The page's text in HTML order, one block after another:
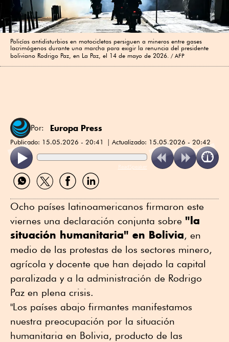
Policías antidisturbios en motocicletas persiguen a mineros entre gases
lacrimógenos durante una marcha para exigir la renuncia del presidente
boliviano Rodrigo Paz, en La Paz, el 14 de mayo de 2026.
AFP
Por: Europa Press
Publicado: 15.05.2026 - 20:41 Actualizado: 15.05.2026 - 20:42
ReadSpeaker
Compartir
por
Compartir
por
Compartir
por
Compartir
por
Ocho países latinoamericanos firmaron este
viernes una declaración conjunta sobre "la
situación humanitaria" en Bolivia, en
medio de las protestas de los sectores minero,
agrícola y docente que han dejado la capital
paralizada y a la administración de Rodrigo
Paz en plena crisis.
"Los países abajo firmantes manifestamos
nuestra preocupación por la situación
humanitaria en Bolivia, producto de las